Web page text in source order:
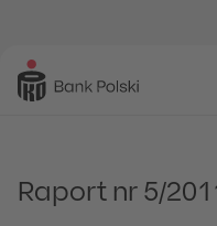
Raport nr 5/